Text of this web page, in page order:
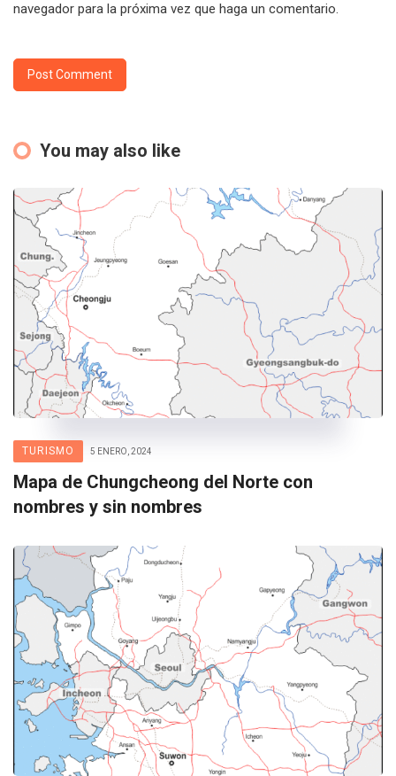
navegador para la próxima vez que haga un comentario.
You may also like
TURISMO 5 ENERO, 2024
Mapa de Chungcheong del Norte con
nombres y sin nombres